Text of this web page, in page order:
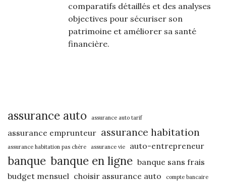
comparatifs détaillés et des analyses
objectives pour sécuriser son
patrimoine et améliorer sa santé
financière.
assurance auto assurance auto tarif
assurance emprunteur assurance habitation
assurance habitation pas chère assurance vie auto-entrepreneur
banque banque en ligne banque sans frais
budget mensuel choisir assurance auto compte bancaire